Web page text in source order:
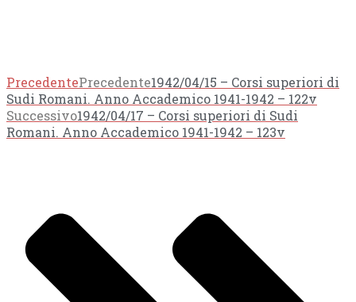
PrecedentePrecedente1942/04/15 – Corsi superiori di
Sudi Romani. Anno Accademico 1941-1942 – 122v
Successivo1942/04/17 – Corsi superiori di Sudi
Romani. Anno Accademico 1941-1942 – 123v